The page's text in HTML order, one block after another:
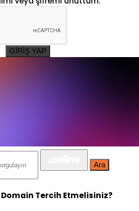
GİRİŞ YAP
Ara
Tercih Etmelisiniz?